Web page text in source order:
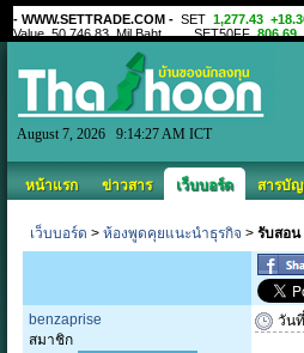
August 7, 2026 9:14:27 AM ICT
หน้าแรก ข่าวสาร เว็บบอร์ด สารบั
เว็บบอร์ด > ห้องพูดคุยแนะนำธุรกิจ > รับสอน
benzaprise
สมาชิก
วัน